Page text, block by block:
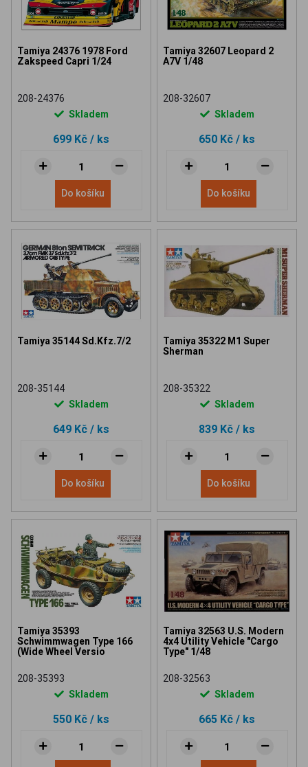
Tamiya 24376 1978 Ford
Zakspeed Capri 1/24
208-24376
Skladem
699 Kč / ks
Do košíku
Tamiya 32607 Leopard 2
A7V 1/48
208-32607
Skladem
650 Kč / ks
Do košíku
Tamiya 35144 Sd.Kfz.7/2
208-35144
Skladem
649 Kč / ks
Do košíku
Tamiya 35322 M1 Super
Sherman
208-35322
Skladem
839 Kč / ks
Do košíku
Tamiya 35393
Schwimmwagen Type 166
(Wide Wheel Versio
208-35393
Skladem
550 Kč / ks
Tamiya 32563 U.S. Modern
4x4 Utility Vehicle "Cargo
Type" 1/48
208-32563
Skladem
665 Kč / ks